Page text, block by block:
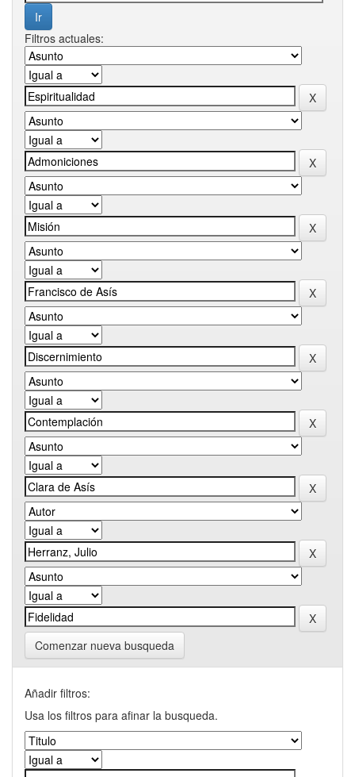
Filtros actuales:
Comenzar nueva busqueda
Añadir filtros:
Usa los filtros para afinar la busqueda.